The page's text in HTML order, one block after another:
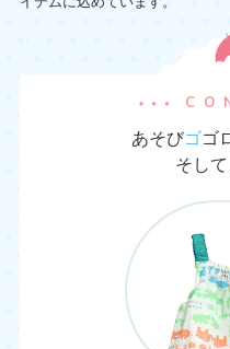
あそびゴゴ
そし